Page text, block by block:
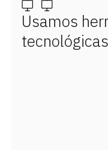
Usamos